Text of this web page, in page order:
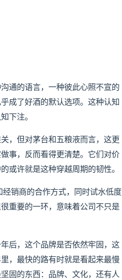
通的语言，一种彼此心照不宣的
成了好酒的默认选项。这种认知
下注。
，但对茅台和五粮液而言，这更
事，反而看得更清楚。它们对价
或许就是这种穿越周期的韧性。
销商的合作方式，同时试水低度
重要的一环，意味着公司不只是
后，这个品牌是否依然牢固，这
，最快的路有时就是看起来最慢
固的东西：品牌、文化，还有人